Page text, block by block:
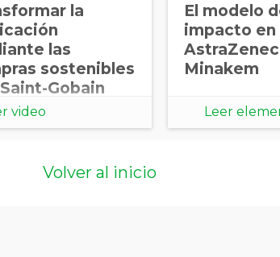
la
las
sostenibles
Gobain
video
El modelo
impacto en
Minakem
Leer
Volver al inicio